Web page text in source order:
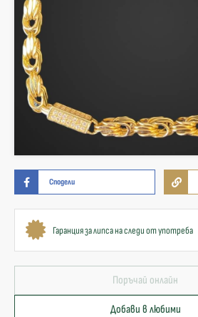
Сподели
Гаранция за липса на следи от употреба
Поръчай онлайн
Добави в любими